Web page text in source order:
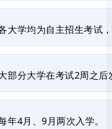
大学均为自主招生考试
部分大学在考试2周之
年4月、9月两次入学。